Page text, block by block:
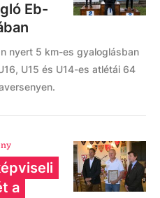
Eb-
nyert 5 km-es gyaloglásban
U15 és U14-es atlétái 64
a